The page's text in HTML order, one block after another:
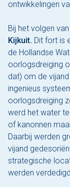
ontwikkelingen
Bij het volgen
Kijkuit. Dit fort is
de Hollandse
oorlogsdreiging
dat) om de
ingenieus
oorlogsdreiging
werd het water
of kanonnen
Daarbij werden
vijand
strategische
werden